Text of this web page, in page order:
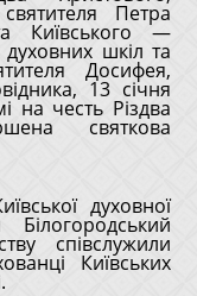
Київського —
шкіл та
Досифея,
13 січня
на честь Різдва
святкова
духовної
співслужили
Київських